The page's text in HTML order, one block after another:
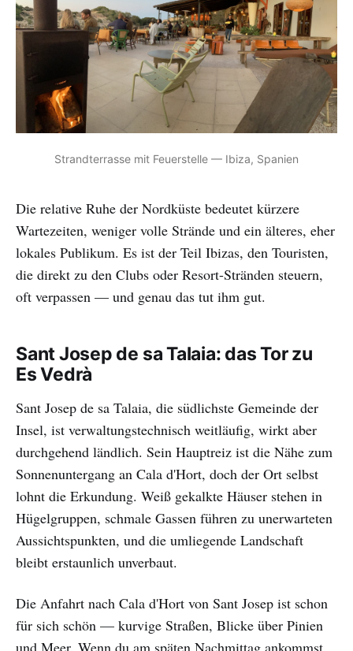
Strandterrasse mit Feuerstelle — Ibiza, Spanien
Die relative Ruhe der Nordküste bedeutet kürzere
Wartezeiten, weniger volle Strände und ein älteres, eher
lokales Publikum. Es ist der Teil Ibizas, den Touristen,
die direkt zu den Clubs oder Resort-Stränden steuern,
oft verpassen — und genau das tut ihm gut.
Sant Josep de sa Talaia: das Tor zu
Es Vedrà
Sant Josep de sa Talaia, die südlichste Gemeinde der
Insel, ist verwaltungstechnisch weitläufig, wirkt aber
durchgehend ländlich. Sein Hauptreiz ist die Nähe zum
Sonnenuntergang an Cala d'Hort, doch der Ort selbst
lohnt die Erkundung. Weiß gekalkte Häuser stehen in
Hügelgruppen, schmale Gassen führen zu unerwarteten
Aussichtspunkten, und die umliegende Landschaft
bleibt erstaunlich unverbaut.
Die Anfahrt nach Cala d'Hort von Sant Josep ist schon
für sich schön — kurvige Straßen, Blicke über Pinien
und Meer. Wenn du am späten Nachmittag ankommst,